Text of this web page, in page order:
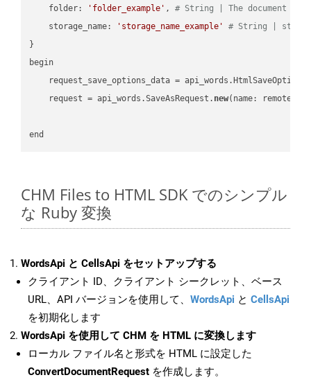
    folder:
'folder_example' , # String | The document
    storage_name:
'storage_name_example'
# String |
}
begin
request_save_options_data =
    request = api_words.SaveAsRequest.
new(name:
CHM Files to HTML SDK でのシンプル
な Ruby 変換
WordsApi と CellsApi をセットアップする
クライアント ID、クライアント シークレット、ベース
URL、API バージョンを使用して、 WordsApi と CellsApi
を初期化します
WordsApi を使用して CHM を HTML に変換します
ローカル ファイル名と形式を HTML に設定した
ConvertDocumentRequest を作成します。